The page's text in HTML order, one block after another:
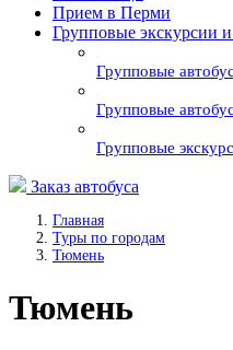
Прием в Перми
Групповые экскурсии
Групповые
Групповые
Групповые
Заказ автобуса
Главная
Туры по городам
Тюмень
Тюмень